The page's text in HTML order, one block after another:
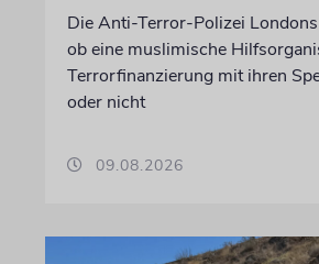
Die Anti-Terror-Polizei
ob eine muslimische
Terrorfinanzierung mit ihren
oder nicht
09.08.2026